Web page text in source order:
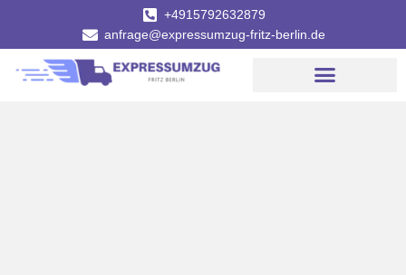
+4915792632879
anfrage@expressumzug-fritz-berlin.de